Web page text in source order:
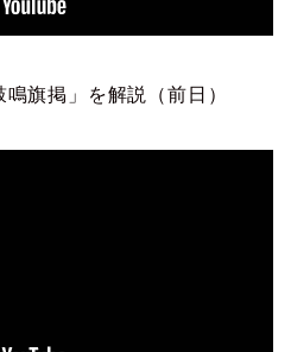
旗掲」を解説（前日）